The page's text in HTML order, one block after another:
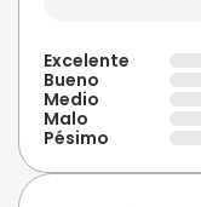
Excelente
Bueno
Medio
Malo
Pésimo